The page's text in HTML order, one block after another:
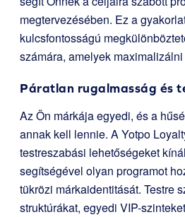
megtervezésében. Ez a
kulcsfontosságú
számára, amelyek
Páratlan rugalmasság és
Az Ön márkája egyedi, és a
annak kell lennie. A Yotpo
testreszabási lehetőségeket
segítségével olyan programot
tükrözi márkaidentitását. Testre
struktúrákat, egyedi VIP-